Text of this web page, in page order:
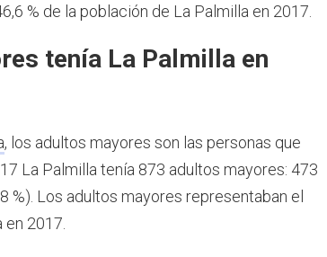
% de la población de La Palmilla en 2017.
tenía La Palmilla en
, los adultos mayores son las personas que
La Palmilla tenía 873 adultos mayores: 473
%). Los adultos mayores representaban el
en 2017.